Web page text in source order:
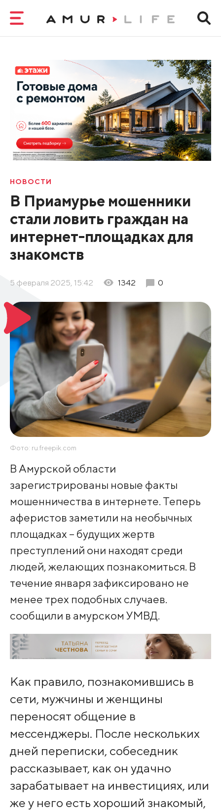
НОВОСТИ
В Приамурье мошенники
стали ловить граждан на
интернет-площадках для
знакомств
5 февраля 2025, 15:42 1342 0
Фото: ru.freepik.com
В Амурской области
зарегистрированы новые факты
мошенничества в интернете. Теперь
аферистов заметили на необычных
площадках – будущих жертв
преступлений они находят среди
людей, желающих познакомиться. В
течение января зафиксировано не
менее трех подобных случаев.
сообщили в амурском УМВД.
Как правило, познакомившись в
сети, мужчины и женщины
переносят общение в
мессенджеры. После нескольких
дней переписки, собеседник
рассказывает, как он удачно
зарабатывает на инвестициях, или
же у него есть хороший знакомый,